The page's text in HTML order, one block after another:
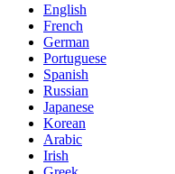
English
French
German
Portuguese
Spanish
Russian
Japanese
Korean
Arabic
Irish